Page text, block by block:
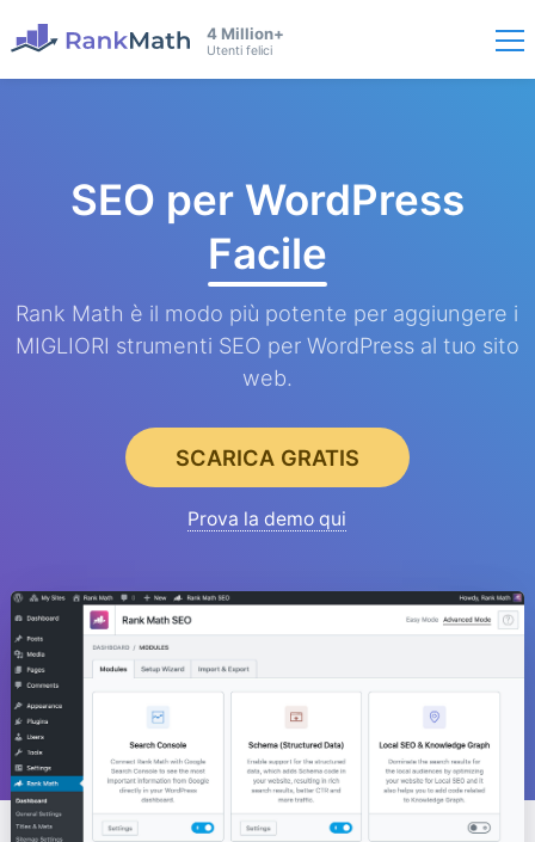
4 Million+
Utenti felici
SEO per WordPress
Facile
Rank Math è il modo più potente per aggiungere i
MIGLIORI strumenti SEO per WordPress al tuo sito
web.
SCARICA GRATIS
Prova la demo qui